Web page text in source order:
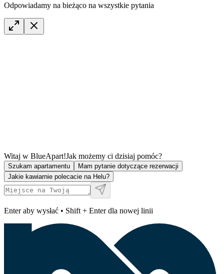
Odpowiadamy na bieżąco na wszystkie pytania
Witaj w BlueApart!Jak możemy ci dzisiaj pomóc?
Szukam apartamentu
Mam pytanie dotyczące rezerwacji
Jakie kawiarnie polecacie na Helu?
Enter aby wysłać • Shift + Enter dla nowej linii